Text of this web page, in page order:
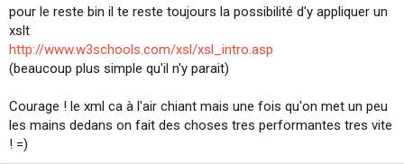
pour le reste bin il te reste toujours la possibilité d'y appliquer un
xslt
http://www.w3schools.com/xsl/xsl_intro.asp
(beaucoup plus simple qu'il n'y parait)
Courage ! le xml ca à l'air chiant mais une fois qu'on met un peu
les mains dedans on fait des choses tres performantes tres vite
! =)